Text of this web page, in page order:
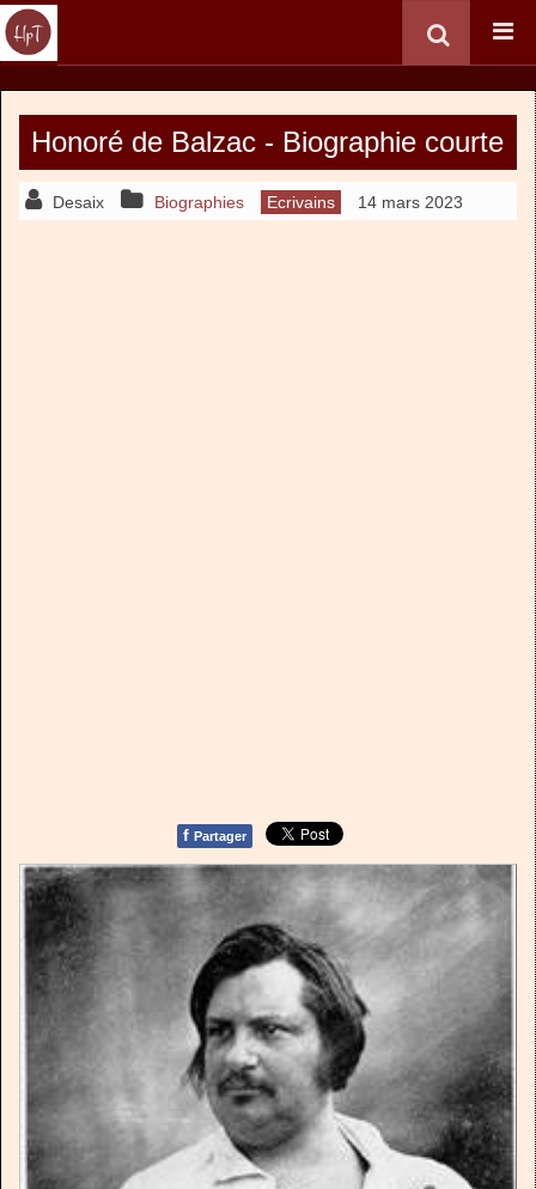
Honoré de Balzac - Biographie courte
Desaix Biographies Ecrivains 14 mars 2023
f Partager